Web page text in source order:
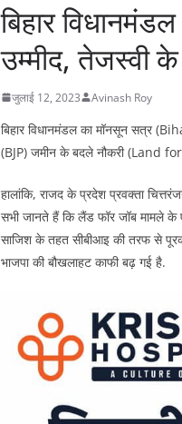
बिहार
उम्मीद, तेजस्वी
जुलाई 12, 2023 Avinash Roy
बिहार विधानमंडल का मॉनसून सत्र
(‍BJP) जमीन के बदले नौकरी (Land
हालांकि, राजद के प्रदेश प्रवक्ता
सभी जानते हैं कि लैंड फॉर जॉब मामले
साजिश के तहत सीबीआइ की तरफ से पूरक
भाजपा की बौखलाहट काफी बढ़ गई है.